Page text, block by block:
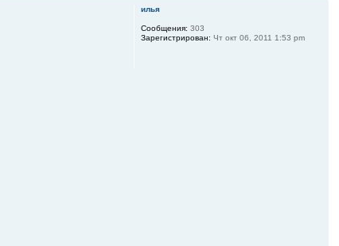
илья
Сообщения: 303
Зарегистрирован: Чт окт 06, 2011 1:53 pm